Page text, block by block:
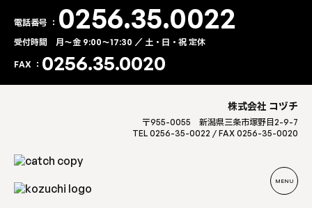
MENU
電話番号 ： 0256.35.0022
受付時間 月〜金 9:00～17:30 ／ 土・日・祝 定休
FAX ： 0256.35.0020
株式会社 コヅチ
〒955-0055 新潟県三条市塚野目2-9-7
TEL 0256-35-0022 / FAX 0256-35-0020